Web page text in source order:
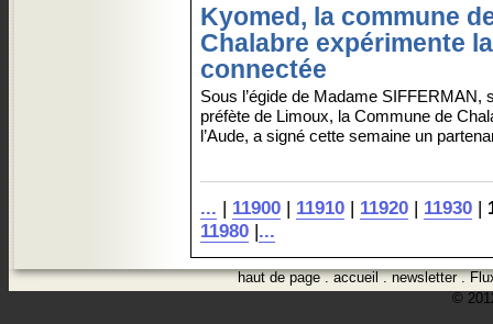
Kyomed, la commune
Chalabre expérimente
connectée
Sous l’égide de Madame SIFFERMAN,
préfète de Limoux, la Commune de
l’Aude, a signé cette semaine un
... | 11900 | 11910 | 11920 | 11930 |
11980 |...
haut de page.accueil.newsletter.
©